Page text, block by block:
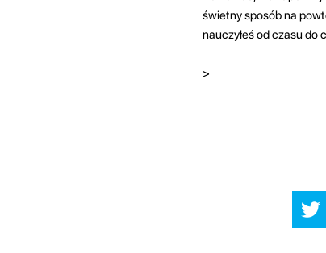
świetny sposób na
nauczyłeś od czasu do
>